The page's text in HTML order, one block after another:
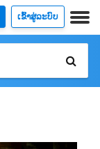
ເຂົ້າສູ່ລະບົບ